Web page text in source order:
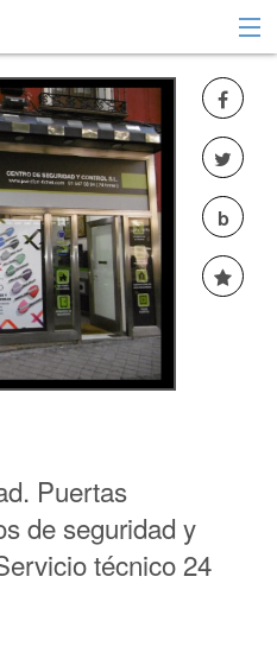
sesión
b
Puertas
de seguridad y
técnico 24